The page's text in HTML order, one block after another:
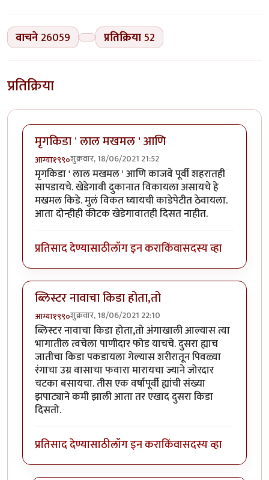
वाचने 26059 प्रतिक्रिया52
प्रतिक्रिया
मृगकिडा ' लाल मखमल ' आणि
आग्या१९९०शुक्रवार, 18/06/2021 21:52
मृगकिडा ' लाल मखमल ' आणि काजवे पूर्वी शहरातही
सापडायचे. खेडेगावी दुकानात विकायला असायचे हे
मखमल किडे. मुलं विकत घ्यायची काडेपेटीत ठेवायला.
आता दोन्हीही कीटक खेडेगावातही दिसत नाहीत.
प्रतिसाद देण्यासाठीलॉग इन कराकिंवासदस्य व्हा
ब्लिस्टर नावाचा किडा होता,तो
आग्या१९९०शुक्रवार, 18/06/2021 22:10
ब्लिस्टर नावाचा किडा होता,तो अंगाखाली आल्यास त्या
भागातील त्वचेला पाणीदार फोड याचचे. दुसरा ह्याच
जातीचा किडा पकडायला गेल्यास शरीरातून पिवळ्या
रंगाचा उग्र वासाचा फवारा मारायचा ज्याने जोरदार
चटका बसायचा. तीस एक वर्षापूर्वी ह्यांची संख्या
झपाट्याने कमी झाली आता तर एखाद दुसरा किडा
दिसतो.
प्रतिसाद देण्यासाठीलॉग इन कराकिंवासदस्य व्हा